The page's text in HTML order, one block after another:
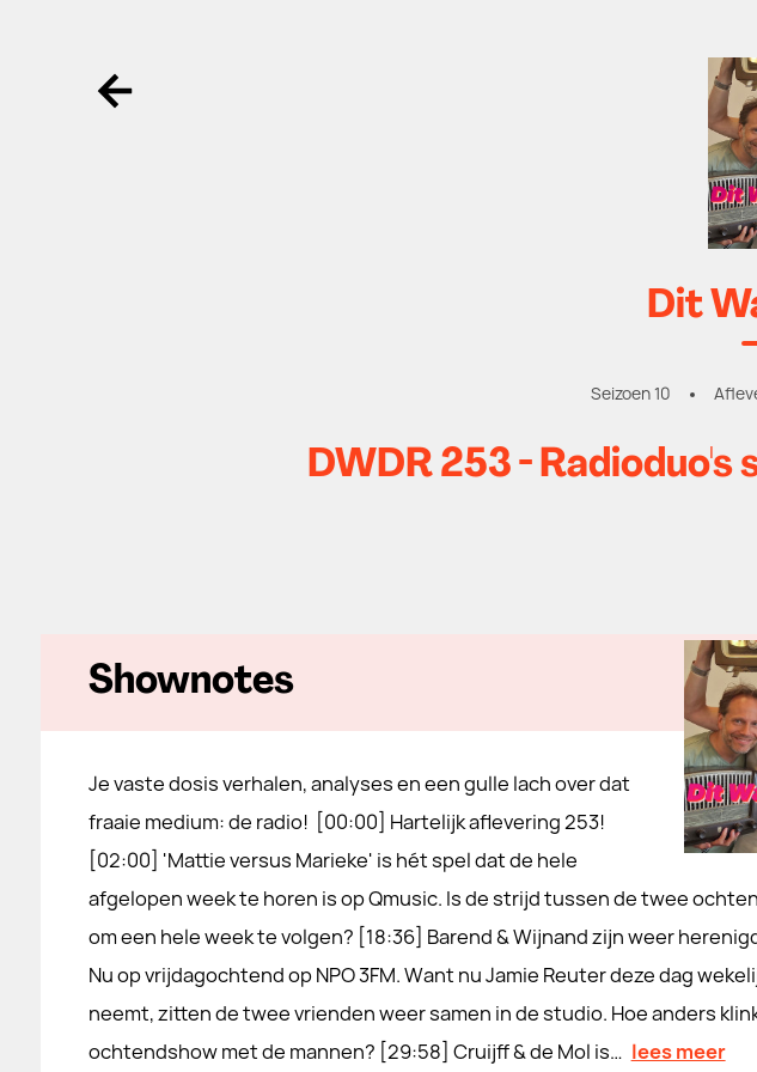
Ga terug
Dit
Seizoen 10
DWDR 253 - Radioduo's
Shownotes
Je vaste dosis verhalen, analyses en een gulle lach over dat
fraaie medium: de radio! [00:00] Hartelijk aflevering 253!
[02:00] 'Mattie versus Marieke' is hét spel dat de hele
afgelopen week te horen is op Qmusic. Is de strijd tussen de twee
om een hele week te volgen? [18:36] Barend & Wijnand zijn weer
Nu op vrijdagochtend op NPO 3FM. Want nu Jamie Reuter deze dag
neemt, zitten de twee vrienden weer samen in de studio. Hoe anders
ochtendshow met de mannen? [29:58] Cruijff & de Mol is… lees meer